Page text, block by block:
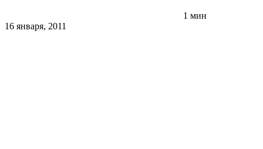
1 мин
16 января, 2011